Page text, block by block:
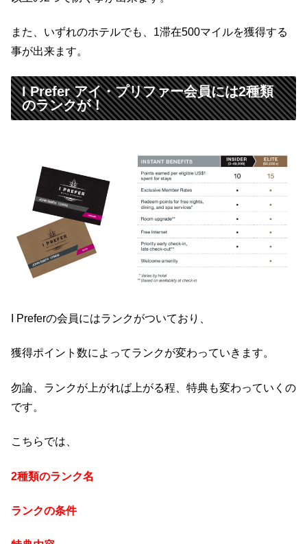
また、いずれのホテルでも、1滞在500マイルを獲得する
事が出来ます。
I Prefer アイ・プリファー会員には2種類
のランクが！
I Preferの会員にはランクがついており、
獲得ポイント数によってランクが変わっていきます。
勿論、ランクが上がれば上がる程、特典も変わっていくの
です。
こちらでは、
2種類のランク名
ランクの条件